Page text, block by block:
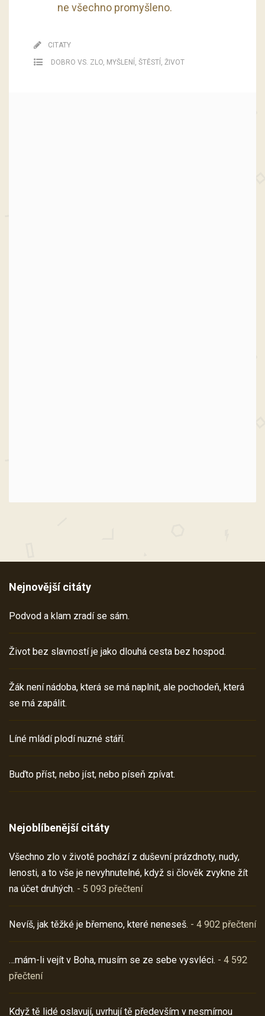
ne všechno promyšleno.
CITATY
DOBRO VS. ZLO, MYŠLENÍ, ŠTĚSTÍ, ŽIVOT
Nejnovější citáty
Podvod a klam zradí se sám.
Život bez slavností je jako dlouhá cesta bez hospod.
Žák není nádoba, která se má naplnit, ale pochodeň, která
se má zapálit.
Líné mládí plodí nuzné stáří.
Buďto příst, nebo jíst, nebo píseň zpívat.
Nejoblíbenější citáty
Všechno zlo v životě pochází z duševní prázdnoty, nudy,
lenosti, a to vše je nevyhnutelné, když si člověk zvykne žít
na účet druhých. - 5 093 přečtení
Nevíš, jak těžké je břemeno, které neneseš. - 4 902 přečtení
…mám-li vejít v Boha, musím se ze sebe vysvléci. - 4 592
přečtení
Když tě lidé oslavují, uvrhují tě především v nesmírnou